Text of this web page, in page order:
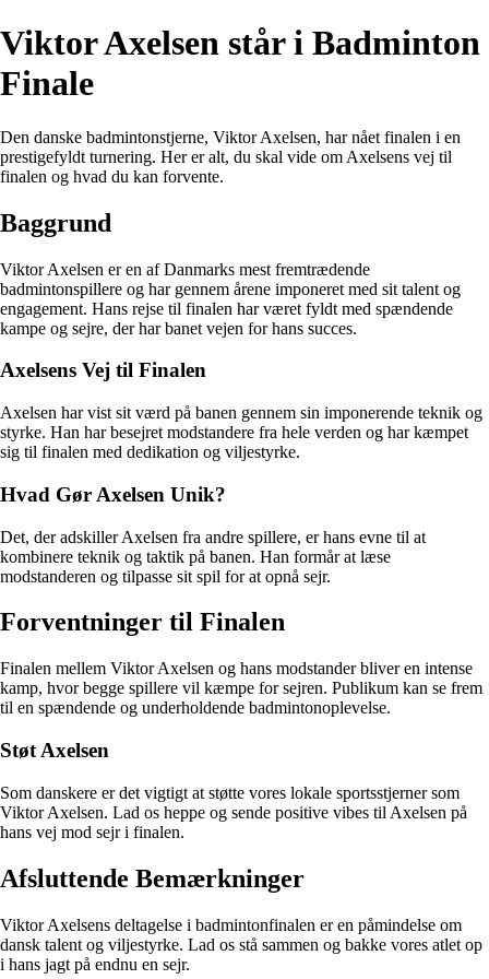
Viktor Axelsen står i Badminton
Finale
Den danske badmintonstjerne, Viktor Axelsen, har nået finalen i en
prestigefyldt turnering. Her er alt, du skal vide om Axelsens vej til
finalen og hvad du kan forvente.
Baggrund
Viktor Axelsen er en af Danmarks mest fremtrædende
badmintonspillere og har gennem årene imponeret med sit talent og
engagement. Hans rejse til finalen har været fyldt med spændende
kampe og sejre, der har banet vejen for hans succes.
Axelsens Vej til Finalen
Axelsen har vist sit værd på banen gennem sin imponerende teknik og
styrke. Han har besejret modstandere fra hele verden og har kæmpet
sig til finalen med dedikation og viljestyrke.
Hvad Gør Axelsen Unik?
Det, der adskiller Axelsen fra andre spillere, er hans evne til at
kombinere teknik og taktik på banen. Han formår at læse
modstanderen og tilpasse sit spil for at opnå sejr.
Forventninger til Finalen
Finalen mellem Viktor Axelsen og hans modstander bliver en intense
kamp, hvor begge spillere vil kæmpe for sejren. Publikum kan se frem
til en spændende og underholdende badmintonoplevelse.
Støt Axelsen
Som danskere er det vigtigt at støtte vores lokale sportsstjerner som
Viktor Axelsen. Lad os heppe og sende positive vibes til Axelsen på
hans vej mod sejr i finalen.
Afsluttende Bemærkninger
Viktor Axelsens deltagelse i badmintonfinalen er en påmindelse om
dansk talent og viljestyrke. Lad os stå sammen og bakke vores atlet op
i hans jagt på endnu en sejr.